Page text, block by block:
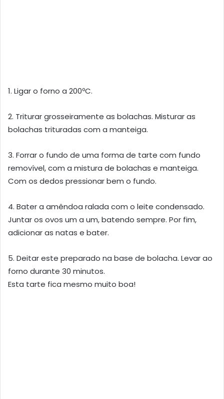
1. Ligar o forno a 200ºC.
2. Triturar grosseiramente as bolachas. Misturar as
bolachas trituradas com a manteiga.
3. Forrar o fundo de uma forma de tarte com fundo
removível, com a mistura de bolachas e manteiga.
Com os dedos pressionar bem o fundo.
4. Bater a amêndoa ralada com o leite condensado.
Juntar os ovos um a um, batendo sempre. Por fim,
adicionar as natas e bater.
5. Deitar este preparado na base de bolacha. Levar ao
forno durante 30 minutos.
Esta tarte fica mesmo muito boa!